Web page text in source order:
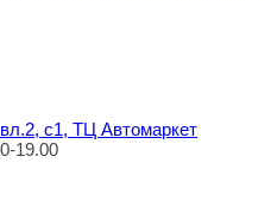
с1, ТЦ Автомаркет
19.00